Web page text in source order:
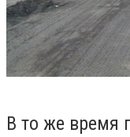
В то же время